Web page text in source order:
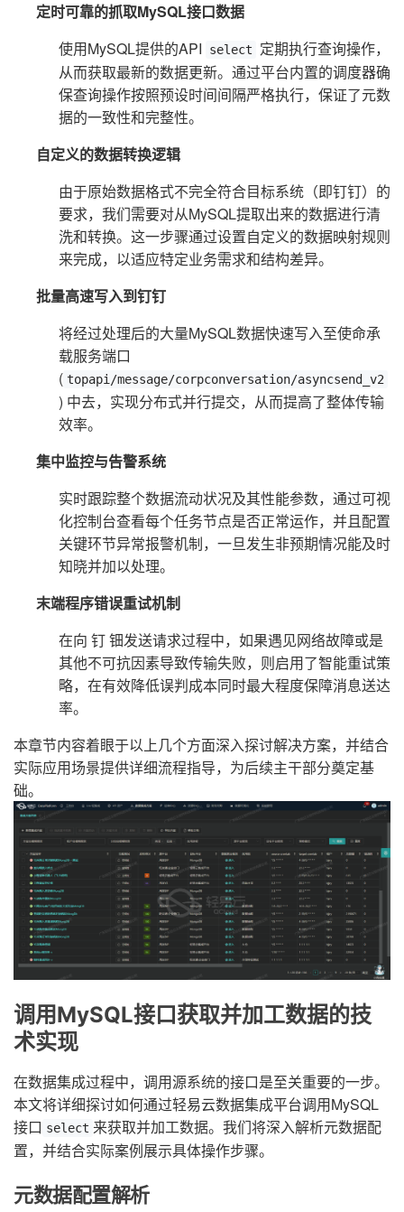
定时可靠的抓取MySQL接口数据
使用MySQL提供的API
select
定期执行查询操作，
从而获取最新的数据更新。通过平台内置的调度器确
保查询操作按照预设时间间隔严格执行，保证了元数
据的一致性和完整性。
自定义的数据转换逻辑
由于原始数据格式不完全符合目标系统（即钉钉）的
要求，我们需要对从MySQL提取出来的数据进行清
洗和转换。这一步骤通过设置自定义的数据映射规则
来完成，以适应特定业务需求和结构差异。
批量高速写入到钉钉
将经过处理后的大量MySQL数据快速写入至使命承
载服务端口
( topapi/message/corpconversation/asyncsend_v2
) 中去，实现分布式并行提交，从而提高了整体传输
效率。
集中监控与告警系统
实时跟踪整个数据流动状况及其性能参数，通过可视
化控制台查看每个任务节点是否正常运作，并且配置
关键环节异常报警机制，一旦发生非预期情况能及时
知晓并加以处理。
末端程序错误重试机制
在向 钉 钿发送请求过程中，如果遇见网络故障或是
其他不可抗因素导致传输失败，则启用了智能重试策
略，在有效降低误判成本同时最大程度保障消息送达
率。
本章节内容着眼于以上几个方面深入探讨解决方案，并结合
实际应用场景提供详细流程指导，为后续主干部分奠定基
础。
调用MySQL接口获取并加工数据的技
术实现
在数据集成过程中，调用源系统的接口是至关重要的一步。
本文将详细探讨如何通过轻易云数据集成平台调用MySQL
接口 select 来获取并加工数据。我们将深入解析元数据配
置，并结合实际案例展示具体操作步骤。
元数据配置解析